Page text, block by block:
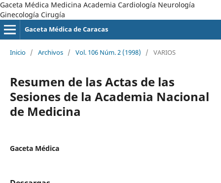
Gaceta Médica Medicina Academia Cardiología Neurología
Ginecología Cirugía
Gaceta Médica de Caracas
Inicio / Archivos / Vol. 106 Núm. 2 (1998) / VARIOS
Resumen de las Actas de las
Sesiones de la Academia Nacional
de Medicina
Gaceta Médica